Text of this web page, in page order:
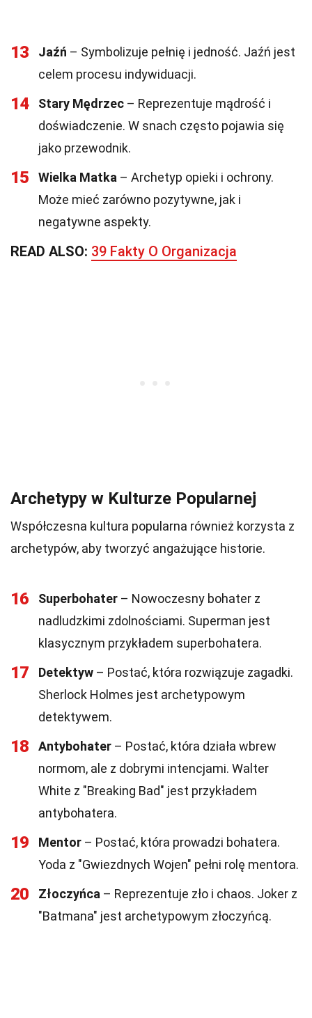
13 Jaźń – Symbolizuje pełnię i jedność. Jaźń jest
celem procesu indywiduacji.
14 Stary Mędrzec – Reprezentuje mądrość i
doświadczenie. W snach często pojawia się
jako przewodnik.
15 Wielka Matka – Archetyp opieki i ochrony.
Może mieć zarówno pozytywne, jak i
negatywne aspekty.
READ ALSO: 39 Fakty O Organizacja
Archetypy w Kulturze Popularnej
Współczesna kultura popularna również korzysta z
archetypów, aby tworzyć angażujące historie.
16 Superbohater – Nowoczesny bohater z
nadludzkimi zdolnościami. Superman jest
klasycznym przykładem superbohatera.
17 Detektyw – Postać, która rozwiązuje zagadki.
Sherlock Holmes jest archetypowym
detektywem.
18 Antybohater – Postać, która działa wbrew
normom, ale z dobrymi intencjami. Walter
White z "Breaking Bad" jest przykładem
antybohatera.
19 Mentor – Postać, która prowadzi bohatera.
Yoda z "Gwiezdnych Wojen" pełni rolę mentora.
20 Złoczyńca – Reprezentuje zło i chaos. Joker z
"Batmana" jest archetypowym złoczyńcą.